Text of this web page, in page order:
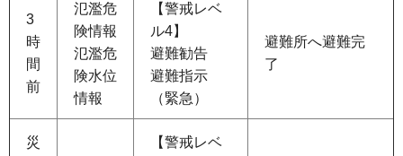
3
時
間
前
氾濫危
険情報
氾濫危
険水位
情報
【警戒レベ
ル4】
避難勧告
避難指示
（緊急）
避難所へ避難完
了
災
【警戒レベ